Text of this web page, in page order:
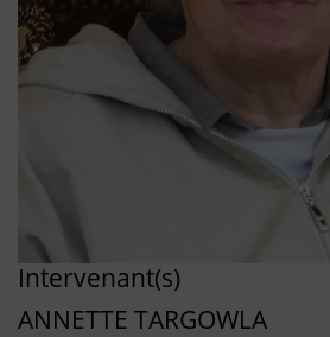
Intervenant(s)
ANNETTE TARGOWLA